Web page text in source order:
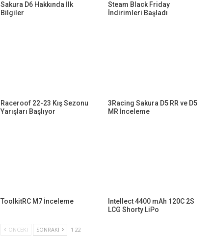
Sakura D6 Hakkında İlk
Bilgiler
Steam Black Friday
İndirimleri Başladı
Raceroof 22-23 Kış Sezonu
Yarışları Başlıyor
3Racing Sakura D5 RR ve D5
MR İnceleme
ToolkitRC M7 İnceleme
Intellect 4400 mAh 120C 2S
LCG Shorty LiPo
ÖNCEKI SONRAKI 1 22